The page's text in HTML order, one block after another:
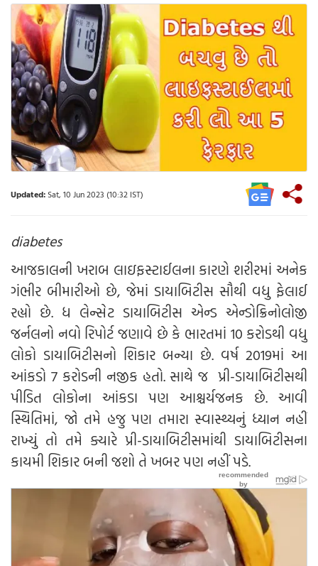
Updated:Sat, 10 Jun 2023 (10:32 IST)
diabetes
આજકાલની ખરાબ લાઇફસ્ટાઈલના કારણે શરીરમાં અનેક
ગંભીર બીમારીઓ છે, જેમાં ડાયાબિટીસ સૌથી વધુ ફેલાઈ
રહ્યો છે. ધ લેન્સેટ ડાયાબિટીસ એન્ડ એન્ડોક્રિનોલોજી
જર્નલનો નવો રિપોર્ટ જણાવે છે કે ભારતમાં 10 કરોડથી વધુ
લોકો ડાયાબિટીસનો શિકાર બન્યા છે. વર્ષ 2019માં આ
આંકડો 7 કરોડની નજીક હતો. સાથે જ પ્રી-ડાયાબિટીસથી
પીડિત લોકોના આંકડા પણ આશ્ચર્યજનક છે. આવી
સ્થિતિમાં, જો તમે હજુ પણ તમારા સ્વાસ્થ્યનું ધ્યાન નહીં
રાખ્યું તો તમે ક્યારે પ્રી-ડાયાબિટીસમાંથી ડાયાબિટીસના
કાયમી શિકાર બની જશો તે ખબર પણ નહીં પડે.